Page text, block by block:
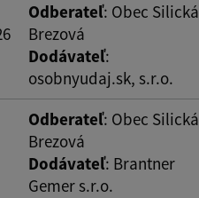
Odberateľ: Obec Silická
Brezová
Dodávateľ:
osobnyudaj.sk, s.r.o.
Odberateľ: Obec Silická
Brezová
Dodávateľ: Brantner
Gemer s.r.o.